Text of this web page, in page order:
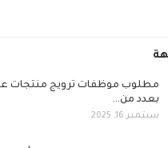
مطلوب موظفات ترويج منتجات
بعدد من…
سبتمبر 16, 2025